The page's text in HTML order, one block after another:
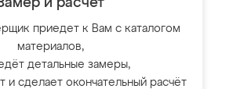
и расчет
приедет к Вам с каталогом
материалов,
детальные замеры,
и сделает окончательный расчёт